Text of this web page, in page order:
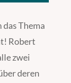
das Thema
Robert
zwei
deren